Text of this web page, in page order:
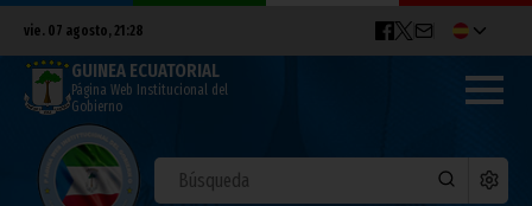
vie. 07 agosto, 21:28
GUINEA ECUATORIAL
Página Web Institucional del
Gobierno